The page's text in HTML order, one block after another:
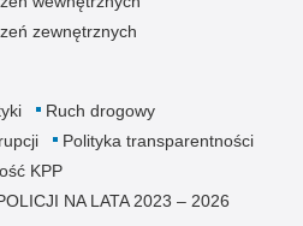
zewnętrznych
Ruch drogowy
Polityka transparentności
KPP
NA LATA 2023 – 2026